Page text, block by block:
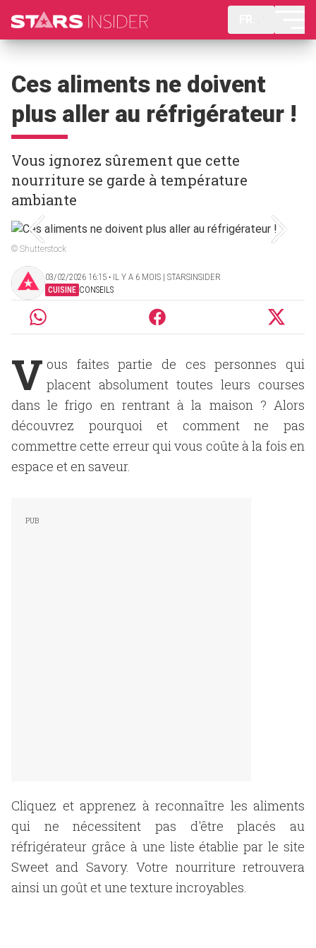
Ces aliments ne doivent
plus aller au réfrigérateur !
Vous ignorez sûrement que cette
nourriture se garde à température
ambiante
© Shutterstock
03/02/2026 16:15 ‧ IL Y A 6 MOIS | STARSINSIDER
CUISINE CONSEILS
V ous faites partie de ces personnes qui
placent absolument toutes leurs courses
dans le frigo en rentrant à la maison ? Alors
découvrez pourquoi et comment ne pas
commettre cette erreur qui vous coûte à la fois en
espace et en saveur.
Cliquez et apprenez à reconnaître les aliments
qui ne nécessitent pas d'être placés au
réfrigérateur grâce à une liste établie par le site
Sweet and Savory. Votre nourriture retrouvera
ainsi un goût et une texture incroyables.